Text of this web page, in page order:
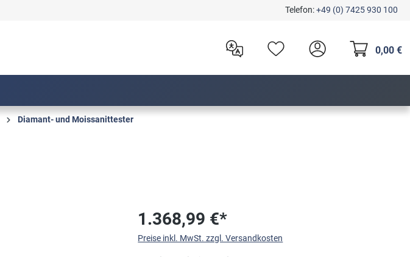
Telefon:+49 (0) 7425 930 100
0,00 €
Diamant- und Moissanittester
1.368,99 €*
Preise inkl. MwSt. zzgl. Versandkosten